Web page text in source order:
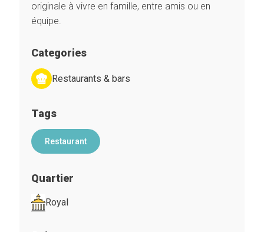
originale à vivre en famille, entre amis ou en
équipe.
Categories
Restaurants & bars
Tags
Restaurant
Quartier
Royal